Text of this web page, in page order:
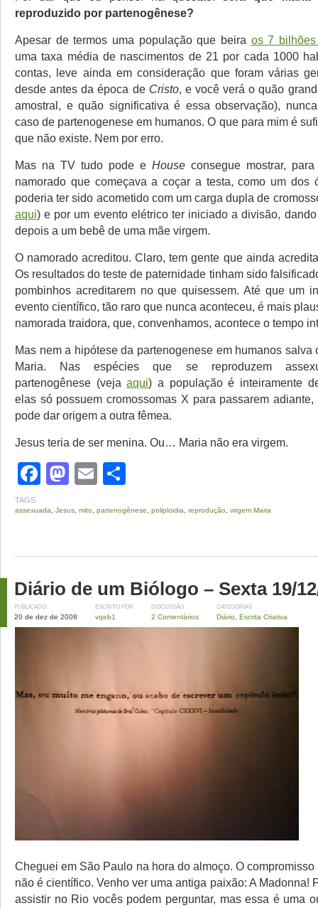
reproduzido por partenogênese?
Apesar de termos uma população que beira os 7
uma taxa média de nascimentos de 21 por cada 1000
contas, leve ainda em consideração que foram várias
desde antes da época de Cristo, e você verá o quão
amostral, e quão significativa é essa observação),
caso de partenogenese em humanos. O que para mim é
que não existe. Nem por erro.
Mas na TV tudo pode e House consegue mostrar,
namorado que começava a coçar a testa, como um dos
poderia ter sido acometido com um carga dupla de
aqui) e por um evento elétrico ter iniciado a divisão,
depois a um bebê de uma mãe virgem.
O namorado acreditou. Claro, tem gente que ainda
Os resultados do teste de paternidade tinham sido
pombinhos acreditarem no que quisessem. Até que um
evento científico, tão raro que nunca aconteceu, é mais
namorada traidora, que, convenhamos, acontece o tempo
Mas nem a hipótese da partenogenese em humanos salva
Maria. Nas espécies que se reproduzem
partenogênese (vejaaqui) a população é inteiramente
elas só possuem cromossomas X para passarem
pode dar origem a outra fêmea.
Jesus teria de ser menina. Ou… Maria não era virgem.
Facebook
Mastodon
Email
TAGS
assexuada Jesus mito partenogênese poliploidia reprodução virgem Maria
Diário de um Biólogo – Sexta 19/
PUBLICADO
20 de dez de 2008
ESCRITO POR
vqeb1
DISCUSSÃO
2 Comentários
CATEGORIAS
Diário Escrita Criativa
Cheguei em São Paulo na hora do almoço. O
não é científico. Venho ver uma antiga paixão: A Madonna!
assistir no Rio vocês podem perguntar, mas essa é uma